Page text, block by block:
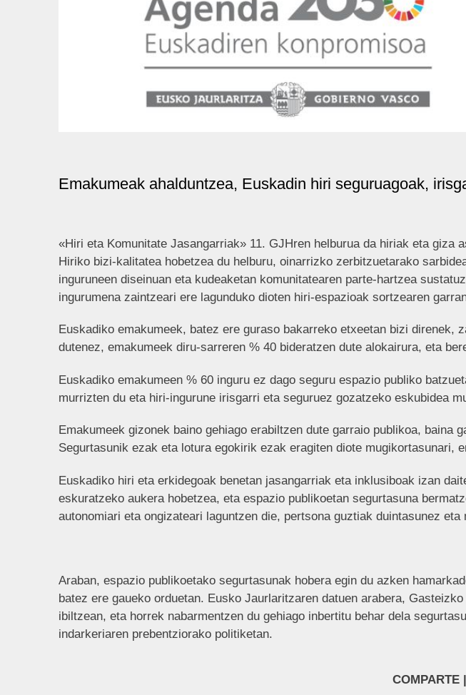
Emakumeak ahalduntzea, Euskadin hiri seguruagoak,
«Hiri eta Komunitate Jasangarriak» 11. GJHren helburua da hiriak eta
Hiriko bizi-kalitatea hobetzea du helburu, oinarrizko zerbitzuetarako
inguruneen diseinuan eta kudeaketan komunitatearen parte-hartzea
ingurumena zaintzeari ere lagunduko dioten hiri-espazioak sortzearen
Euskadiko emakumeek, batez ere guraso bakarreko etxeetan bizi
dutenez, emakumeek diru-sarreren % 40 bideratzen dute alokairura, eta
Euskadiko emakumeen % 60 inguru ez dago seguru espazio publiko
murrizten du eta hiri-ingurune irisgarri eta seguruez gozatzeko eskubidea
Emakumeek gizonek baino gehiago erabiltzen dute garraio publikoa,
Segurtasunik ezak eta lotura egokirik ezak eragiten diote mugikortasunari,
Euskadiko hiri eta erkidegoak benetan jasangarriak eta inklusiboak izan
eskuratzeko aukera hobetzea, eta espazio publikoetan segurtasuna
autonomiari eta ongizateari laguntzen die, pertsona guztiak duintasunez
Araban, espazio publikoetako segurtasunak hobera egin du azken
batez ere gaueko orduetan. Eusko Jaurlaritzaren datuen arabera,
ibiltzean, eta horrek nabarmentzen du gehiago inbertitu behar dela
indarkeriaren prebentziorako politiketan.
COMPARTE |